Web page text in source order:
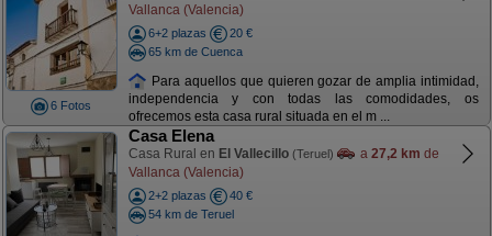
6 Fotos
Vallanca (Valencia)
6+2 plazas
20 €
65 km de Cuenca
Para aquellos que quieren gozar de amplia intimidad,
independencia y con todas las comodidades, os
ofrecemos esta casa rural situada en el m ...
Casa Elena
Casa Rural en El Vallecillo (Teruel) a 27,2 km de
Vallanca (Valencia)
2+2 plazas
40 €
54 km de Teruel